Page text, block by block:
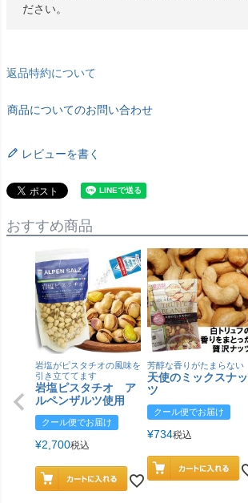
ださい。
返品特約について
商品についてのお問い合わせ
レビューを書く
おすすめ商品
岩塩がピスタチオの風味を
引き立ててます
岩塩ピスタチオ ア
ルペンザルツ使用
クール便でお届け
¥2,700税込
芳醇な香りがたまらない
天使のミックスナッ
ツ
クール便でお届け
¥734税込